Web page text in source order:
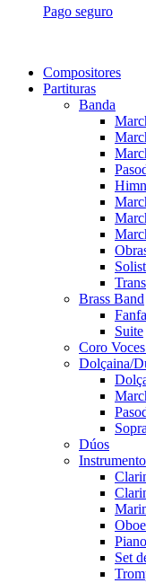
Pago seguro
Compositores
Partituras
Banda
Brass Band
Suite
Coro
Dolçaina/
Dúos
Set